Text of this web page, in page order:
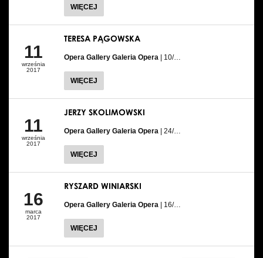
WIĘCEJ
11
września
2017
TERESA PĄGOWSKA
Opera Gallery Galeria Opera | 10/…
WIĘCEJ
11
września
2017
JERZY SKOLIMOWSKI
Opera Gallery Galeria Opera | 24/…
WIĘCEJ
16
marca
2017
RYSZARD WINIARSKI
Opera Gallery Galeria Opera | 16/…
WIĘCEJ